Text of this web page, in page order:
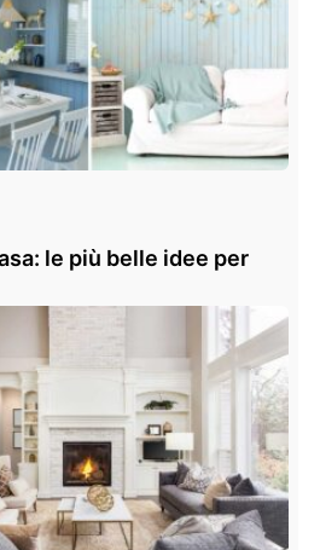
le più belle idee per